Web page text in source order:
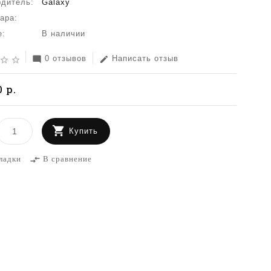
Galaxy
В наличии
star_border star_border mode_comment 0 отзывов edit Написать отзыв
р.
Купить
compare_arrows В сравнение